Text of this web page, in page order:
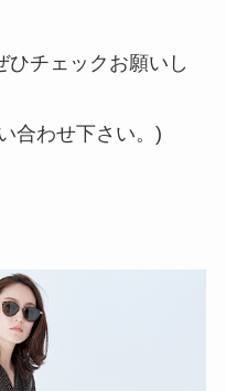
ひチェックお願いし
合わせ下さい。)